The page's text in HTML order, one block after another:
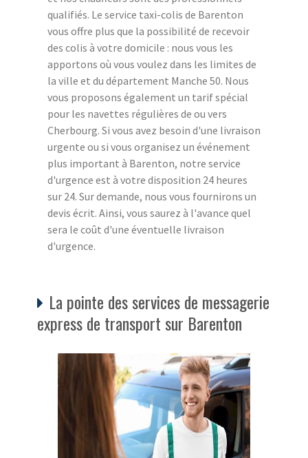
qualifiés. Le service taxi-colis de Barenton
vous offre plus que la possibilité de recevoir
des colis à votre domicile : nous vous les
apportons où vous voulez dans les limites de
la ville et du département Manche 50. Nous
vous proposons également un tarif spécial
pour les navettes régulières de ou vers
Cherbourg. Si vous avez besoin d'une livraison
urgente ou si vous organisez un événement
plus important à Barenton, notre service
d'urgence est à votre disposition 24 heures
sur 24. Sur demande, nous vous fournirons un
devis écrit. Ainsi, vous saurez à l'avance quel
sera le coût d'une éventuelle livraison
d'urgence.
La pointe des services de messagerie
express de transport sur Barenton